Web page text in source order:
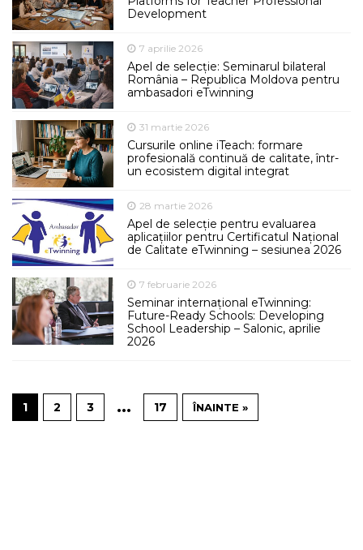
Development
7 aprilie 2026
Apel de selecție: Seminarul bilateral
România – Republica Moldova pentru
ambasadori eTwinning
31 martie 2026
Cursurile online iTeach: formare
profesională continuă de calitate, într-
un ecosistem digital integrat
28 martie 2026
Apel de selecție pentru evaluarea
aplicațiilor pentru Certificatul Național
de Calitate eTwinning – sesiunea 2026
7 februarie 2026
Seminar internațional eTwinning:
Future-Ready Schools: Developing
School Leadership – Salonic, aprilie
2026
1 2 3 … 17 ÎNAINTE »